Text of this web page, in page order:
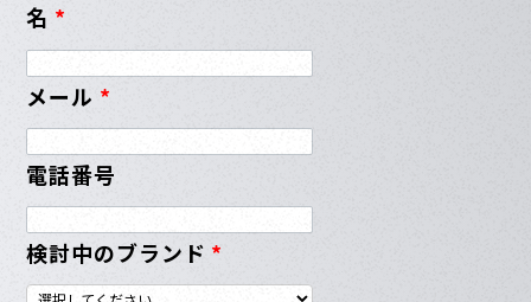
名 *
メール *
電話番号
検討中のブランド *